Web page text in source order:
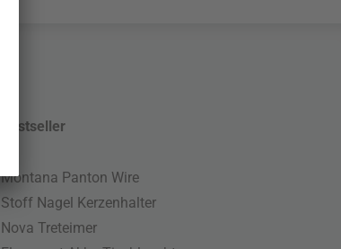
Bestseller
Montana Panton Wire
Stoff Nagel Kerzenhalter
Nova Treteimer